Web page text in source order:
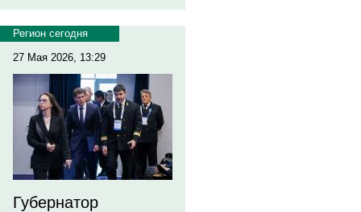
Регион сегодня
27 Мая 2026, 13:29
Губернатор